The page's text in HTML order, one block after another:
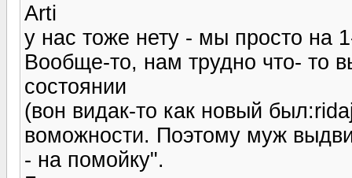
Arti
у нас тоже нету - мы просто на
Вообще-то, нам трудно что- то
состоянии
(вон видак-то как новый
воможности. Поэтому муж
- на помойку".